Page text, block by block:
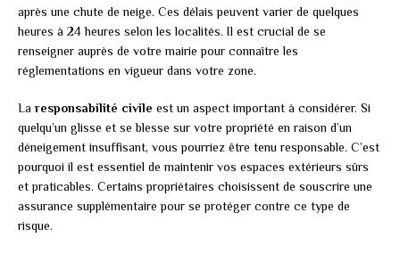
après une chute de neige. Ces délais peuvent varier de quelques
heures à 24 heures selon les localités. Il est crucial de se
renseigner auprès de votre mairie pour connaître les
réglementations en vigueur dans votre zone.
La responsabilité civile est un aspect important à considérer. Si
quelqu’un glisse et se blesse sur votre propriété en raison d’un
déneigement insuffisant, vous pourriez être tenu responsable. C’est
pourquoi il est essentiel de maintenir vos espaces extérieurs sûrs
et praticables. Certains propriétaires choisissent de souscrire une
assurance supplémentaire pour se protéger contre ce type de
risque.